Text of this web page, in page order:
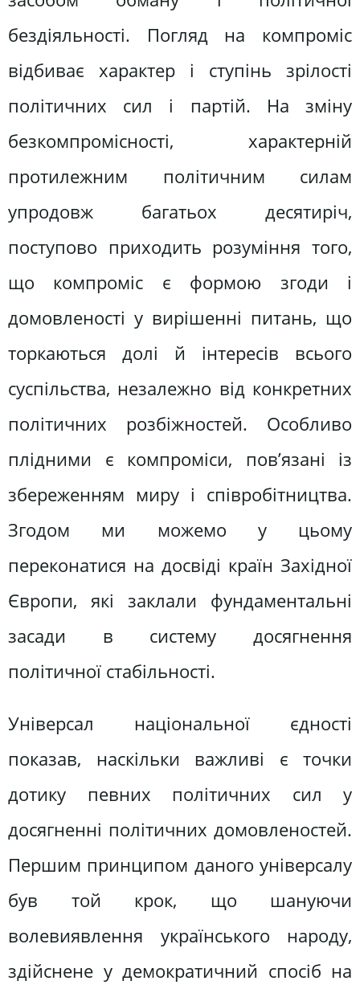
бездіяльності. Погляд на компроміс
відбиває характер і ступінь зрілості
політичних сил і партій. На зміну
безкомпромісності, характерній
протилежним політичним силам
упродовж багатьох десятиріч,
поступово приходить розуміння того,
що компроміс є формою згоди і
домовленості у вирішенні питань, що
торкаються долі й інтересів всього
суспільства, незалежно від конкретних
політичних розбіжностей. Особливо
плідними є компроміси, пов’язані із
збереженням миру і співробітництва.
Згодом ми можемо у цьому
переконатися на досвіді країн Західної
Європи, які заклали фундаментальні
засади в систему досягнення
політичної стабільності.
Універсал національної єдності
показав, наскільки важливі є точки
дотику певних політичних сил у
досягненні політичних домовленостей.
Першим принципом даного універсалу
був той крок, що шануючи
волевиявлення українського народу,
здійснене у демократичний спосіб на